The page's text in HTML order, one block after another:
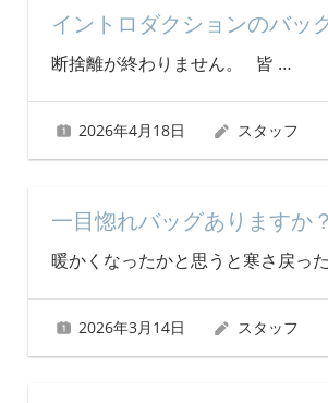
イントロダクションのバッ
断捨離が終わりません。 皆 …
2026年4月18日 スタッフ
一目惚れバッグありますか？
暖かくなったかと思うと寒さ戻っ
2026年3月14日 スタッフ